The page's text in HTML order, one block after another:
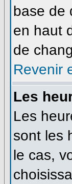
base de
en haut
de
Revenir
Les
Les
sont les
le cas,